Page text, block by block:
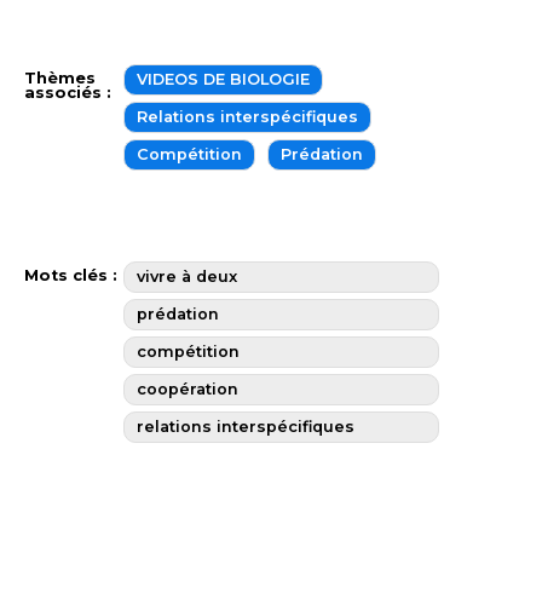
Thèmes
associés :
VIDEOS DE BIOLOGIE
Relations interspécifiques
Compétition Prédation
Mots clés : vivre à deux
prédation
compétition
coopération
relations interspécifiques